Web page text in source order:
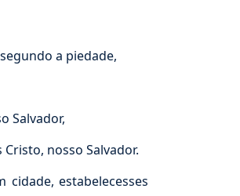
a piedade,
Salvador,
nosso Salvador.
estabelecesses